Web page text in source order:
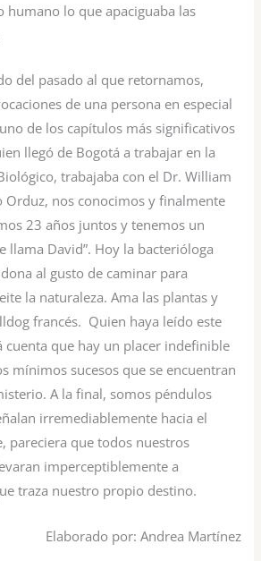
humano lo que apaciguaba las
del pasado al que retornamos,
de una persona en especial
de los capítulos más significativos
llegó de Bogotá a trabajar en la
trabajaba con el Dr. William
Orduz, nos conocimos y finalmente
23 años juntos y tenemos un
llama David”. Hoy la bacterióloga
al gusto de caminar para
la naturaleza. Ama las plantas y
francés. Quien haya leído este
cuenta que hay un placer indefinible
mínimos sucesos que se encuentran
A la final, somos péndulos
irremediablemente hacia el
pareciera que todos nuestros
imperceptiblemente a
traza nuestro propio destino.
Elaborado por: Andrea Martínez